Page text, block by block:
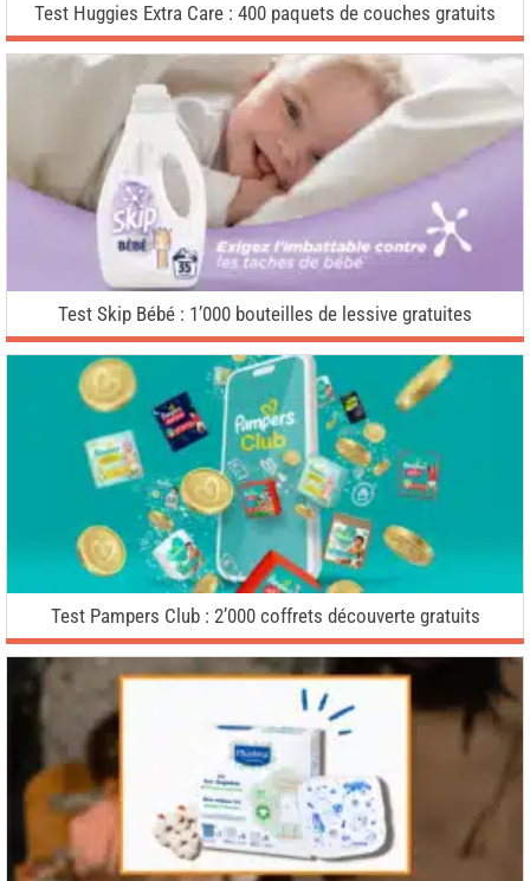
Test Huggies Extra Care : 400 paquets de couches gratuits
Test Skip Bébé : 1’000 bouteilles de lessive gratuites
Test Pampers Club : 2’000 coffrets découverte gratuits